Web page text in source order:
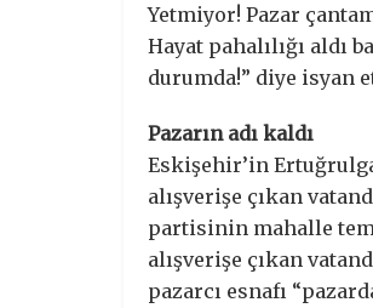
Yetmiyor! Pazar
Hayat pahalılığı aldı
durumda!” diye isyan
Pazarın adı kaldı
Eskişehir’in
alışverişe çıkan
partisinin mahalle
alışverişe çıkan
pazarcı esnafı